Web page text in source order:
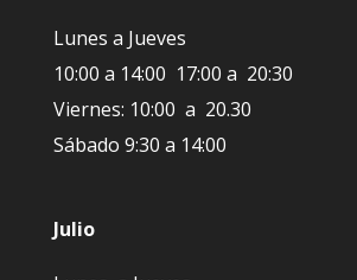
Lunes a Jueves
10:00 a 14:00 17:00 a 20:30
Viernes: 10:00 a 20.30
Sábado 9:30 a 14:00
Julio